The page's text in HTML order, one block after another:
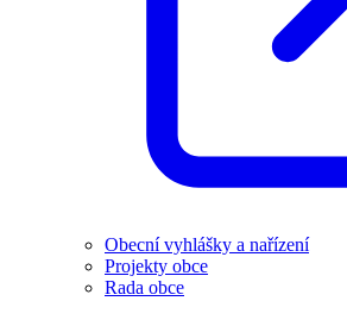
Obecní vyhlášky a nařízení
Projekty obce
Rada obce